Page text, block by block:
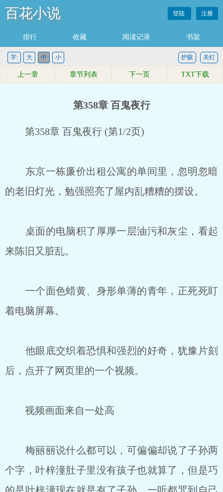
百花小说 登陆 注册
排行 收藏 阅读记录 书架
字: 大 中 小 关灯
护眼
上一章 章节列表 下一页 TXT下载
第358章 百鬼夜行
第358章 百鬼夜行 (第1/2页)
东京一栋廉价出租公寓的单间里，忽明忽暗
的老旧灯光，勉强照亮了屋内乱糟糟的摆设。
桌面的电脑积了厚厚一层油污和灰尘，看起
来陈旧又脏乱。
一个面色蜡黄、身形单薄的青年，正死死盯
着电脑屏幕。
他眼底交织着恐惧和强烈的好奇，犹豫片刻
后，点开了网页里的一个视频。
视频画面来自一处高
梅丽丽说什么都可以，可偏偏却说了子孙两
个字，叶梓潼肚子里没有孩子也就算了，但是巧